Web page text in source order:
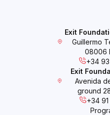
Exit
Guillermo
08006
+34
Exit
Avenida
ground
+34